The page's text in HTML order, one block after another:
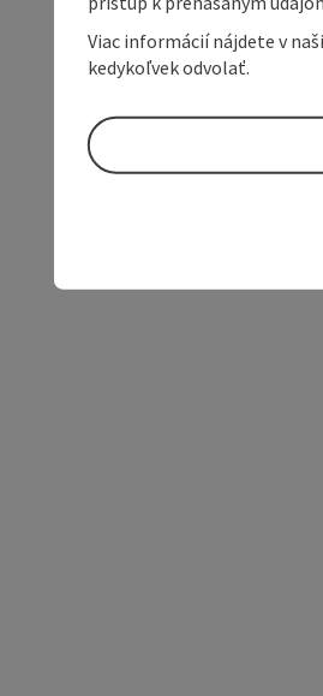
Viac informácií nájdete v
kedykoľvek odvolať.